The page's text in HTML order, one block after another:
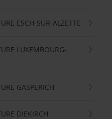
ESCH-SUR-ALZETTE
LUXEMBOURG-
GASPERICH
DIEKIRCH